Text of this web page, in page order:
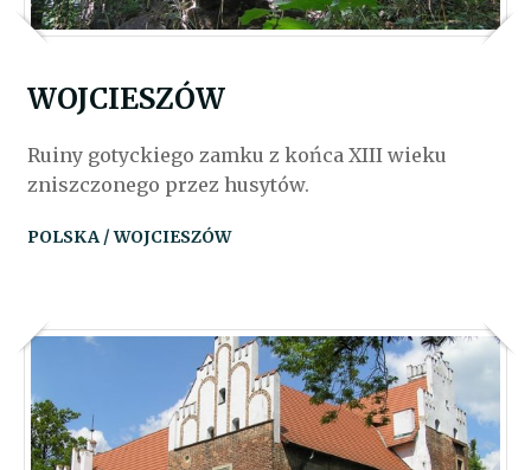
WOJCIESZÓW
Ruiny gotyckiego zamku z końca XIII wieku
zniszczonego przez husytów.
POLSKA / WOJCIESZÓW